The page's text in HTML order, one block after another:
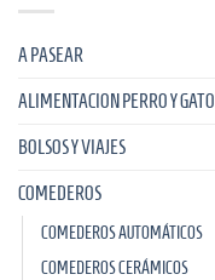
A PASEAR
ALIMENTACION PERRO Y GATO
BOLSOS Y VIAJES
COMEDEROS
COMEDEROS AUTOMÁTICOS
COMEDEROS CERÁMICOS